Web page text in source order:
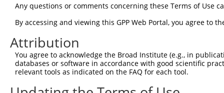
Any questions or comments concerning these Terms of Use
By accessing and viewing this GPP Web Portal, you agree to
Attribution
You agree to acknowledge the Broad Institute (e.g., in
databases or software in accordance with good scientific
relevant tools as indicated on the FAQ for each tool.